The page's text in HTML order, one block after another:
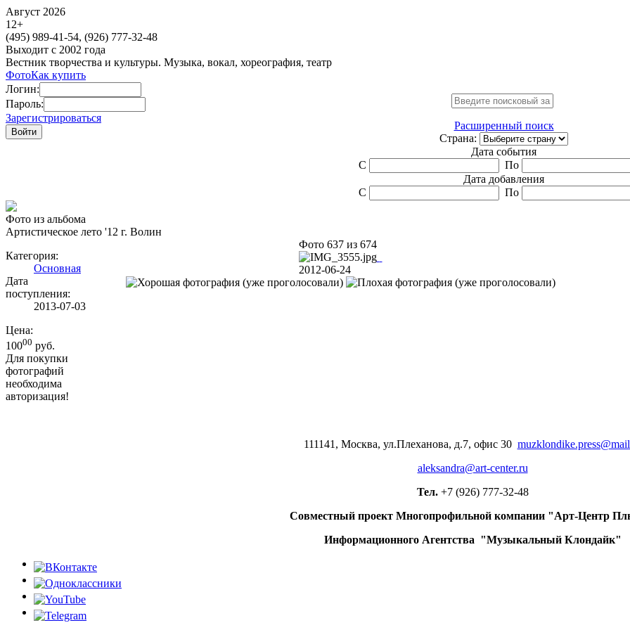
Август 2026
12+
(495) 989-41-54, (926) 777-32-48
Выходит с 2002 года
Вестник творчества и культуры. Музыка, вокал, хореография, театр
ФотоКак купить
Логин:
Пароль:
Зарегистрироваться
Расширенный поиск
Страна:
Дата события
С
По
Дата добавления
С
По
Фото из альбома
Артистическое лето '12 г. Волин
Категория:
Основная
Дата
поступления:
2013-07-03
Цена:
10000 руб.
Для покупки
фотографий
необходима
авторизация!
Фото 637 из 674
2012-06-24
111141, Москва, ул.Плеханова, д.7, офис 30
aleksandra@art-center.ru
Тел. +7 (926) 777-32-48
Совместный проект Многопрофильной компании "Арт-Центр
Информационного Агентства "Музыкальный Клондайк"